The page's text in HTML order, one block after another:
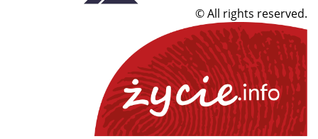
© All rights reserved.